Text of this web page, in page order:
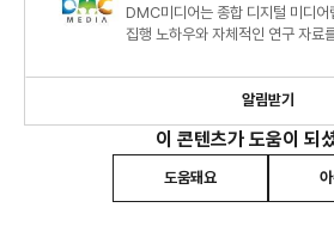
DMC미디어는 종합 디지털 미디어
집행 노하우와 자체적인 연구 자료
알림받기
이 콘텐츠가 도움이 되
도움돼요